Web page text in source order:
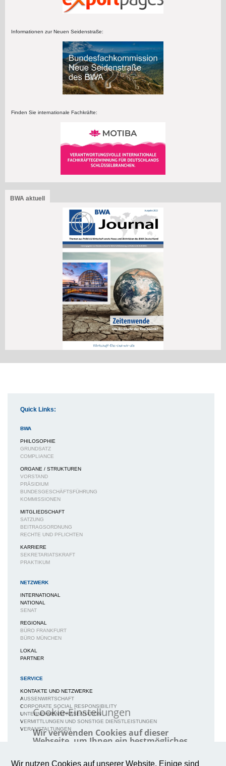
Informationen zur Neuen Seidenstraße:
Finden Sie internationale Fachkräfte:
BWA aktuell
Quick Links:
BWA
PHILOSOPHIE
GRUNDSATZ
COMPLIANCE
ORGANE / STRUKTUREN
VORSTAND
PRÄSIDIUM
BUNDESGESCHÄFTSFÜHRUNG
KOMMISSIONEN
MITGLIEDSCHAFT
SATZUNG
BEITRAGSORDNUNG
RECHTE UND PFLICHTEN
KARRIERE
SEKRETARIATSKRAFT
PRAKTIKUM
NETZWERK
INTERNATIONAL
NATIONAL
SENAT
REGIONAL
BÜRO FRANKFURT
BÜRO MÜNCHEN
LOKAL
PARTNER
SERVICE
KONTAKTE UND NETZWERKE
AUSSENWIRTSCHAFT
CORPORATE SOCIAL RESPONSIBILITY
UNTERNEHMENSPRÄSENTATION
VERMITTLUNGEN UND SONSTIGE DIENSTLEISTUNGEN
VERANSTALTUNGEN
NEWS / BERICHTE / ARTIKEL
Wir nutzen Cookies auf unserer Website. Einige sind
Cookie-Einstellungen
Wir verwenden Cookies auf dieser
Webseite, um Ihnen ein bestmögliches